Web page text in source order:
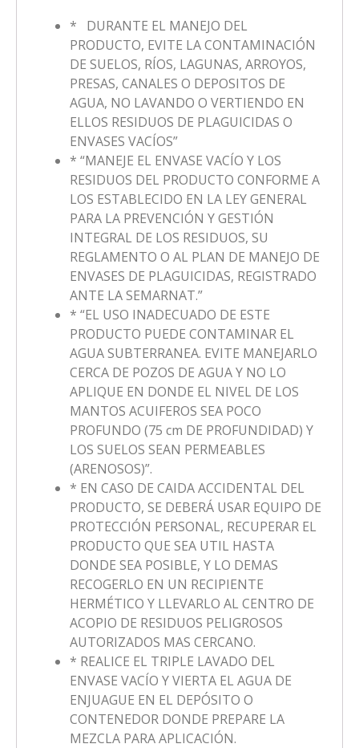
* DURANTE EL MANEJO DEL
PRODUCTO, EVITE LA CONTAMINACIÓN
DE SUELOS, RÍOS, LAGUNAS, ARROYOS,
PRESAS, CANALES O DEPOSITOS DE
AGUA, NO LAVANDO O VERTIENDO EN
ELLOS RESIDUOS DE PLAGUICIDAS O
ENVASES VACÍOS”
* “MANEJE EL ENVASE VACÍO Y LOS
RESIDUOS DEL PRODUCTO CONFORME A
LOS ESTABLECIDO EN LA LEY GENERAL
PARA LA PREVENCIÓN Y GESTIÓN
INTEGRAL DE LOS RESIDUOS, SU
REGLAMENTO O AL PLAN DE MANEJO DE
ENVASES DE PLAGUICIDAS, REGISTRADO
ANTE LA SEMARNAT.”
* “EL USO INADECUADO DE ESTE
PRODUCTO PUEDE CONTAMINAR EL
AGUA SUBTERRANEA. EVITE MANEJARLO
CERCA DE POZOS DE AGUA Y NO LO
APLIQUE EN DONDE EL NIVEL DE LOS
MANTOS ACUIFEROS SEA POCO
PROFUNDO (75 cm DE PROFUNDIDAD) Y
LOS SUELOS SEAN PERMEABLES
(ARENOSOS)”.
* EN CASO DE CAIDA ACCIDENTAL DEL
PRODUCTO, SE DEBERÁ USAR EQUIPO DE
PROTECCIÓN PERSONAL, RECUPERAR EL
PRODUCTO QUE SEA UTIL HASTA
DONDE SEA POSIBLE, Y LO DEMAS
RECOGERLO EN UN RECIPIENTE
HERMÉTICO Y LLEVARLO AL CENTRO DE
ACOPIO DE RESIDUOS PELIGROSOS
AUTORIZADOS MAS CERCANO.
* REALICE EL TRIPLE LAVADO DEL
ENVASE VACÍO Y VIERTA EL AGUA DE
ENJUAGUE EN EL DEPÓSITO O
CONTENEDOR DONDE PREPARE LA
MEZCLA PARA APLICACIÓN.